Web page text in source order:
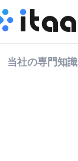
当社の専門知識
当社の専門知識